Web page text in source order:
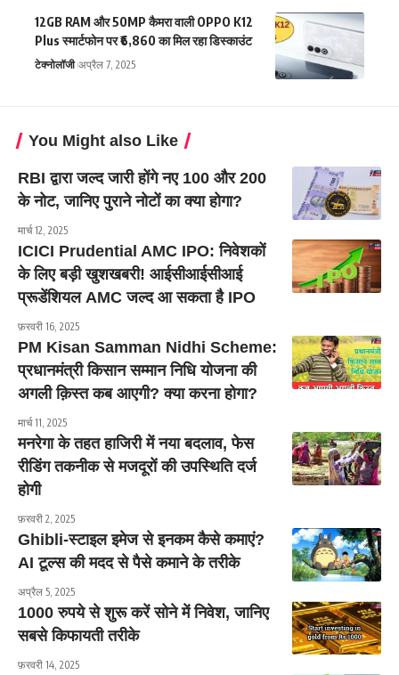
12GB RAM और 50MP कैमरा वाली OPPO K12
Plus स्मार्टफोन पर ₹6,860 का मिल रहा डिस्काउंट
टेक्नोलॉजी अप्रैल 7, 2025
You Might also Like
RBI द्वारा जल्द जारी होंगे नए 100 और 200
के नोट, जानिए पुराने नोटों का क्या होगा?
मार्च 12, 2025
ICICI Prudential AMC IPO: निवेशकों
के लिए बड़ी खुशखबरी! आईसीआईसीआई
प्रूडेंशियल AMC जल्द आ सकता है IPO
फ़रवरी 16, 2025
PM Kisan Samman Nidhi Scheme:
प्रधानमंत्री किसान सम्मान निधि योजना की
अगली क़िस्त कब आएगी? क्या करना होगा?
मार्च 11, 2025
मनरेगा के तहत हाजिरी में नया बदलाव, फेस
रीडिंग तकनीक से मजदूरों की उपस्थिति दर्ज
होगी
फ़रवरी 2, 2025
Ghibli-स्टाइल इमेज से इनकम कैसे कमाएं?
AI टूल्स की मदद से पैसे कमाने के तरीके
अप्रैल 5, 2025
1000 रुपये से शुरू करें सोने में निवेश, जानिए
सबसे किफायती तरीके
फ़रवरी 14, 2025